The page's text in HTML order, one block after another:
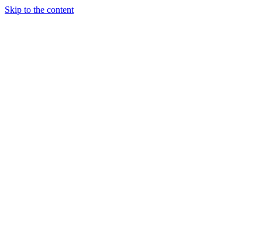
Skip to the content